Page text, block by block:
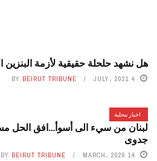
هل نشهد حلحلة حقيقية لأزمة البنزين
4 JULY، 2021 BY BEIRUT TRIBUNE
اخبار محلية
لبنان من سيء الى أسوأ…افق الحل
جدوى
14 MARCH، 2026 BY BEIRUT TRIBUNE